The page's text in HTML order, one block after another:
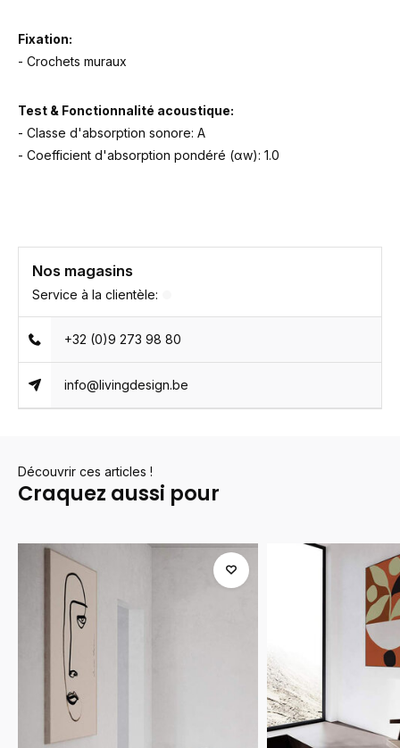
Fixation:
- Crochets muraux
Test & Fonctionnalité acoustique:
- Classe d'absorption sonore: A
- Coefficient d'absorption pondéré (αw): 1.0
Nos magasins
Service à la clientèle:
+32 (0)9 273 98 80
info@livingdesign.be
Découvrir ces articles !
Craquez aussi pour